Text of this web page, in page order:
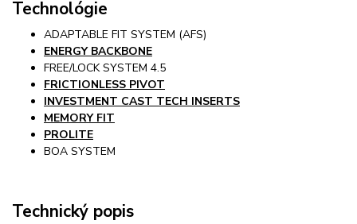
Technológie
ADAPTABLE FIT SYSTEM (AFS)
ENERGY BACKBONE
FREE/LOCK SYSTEM 4.5
FRICTIONLESS PIVOT
INVESTMENT CAST TECH INSERTS
MEMORY FIT
PROLITE
BOA SYSTEM
Technický popis